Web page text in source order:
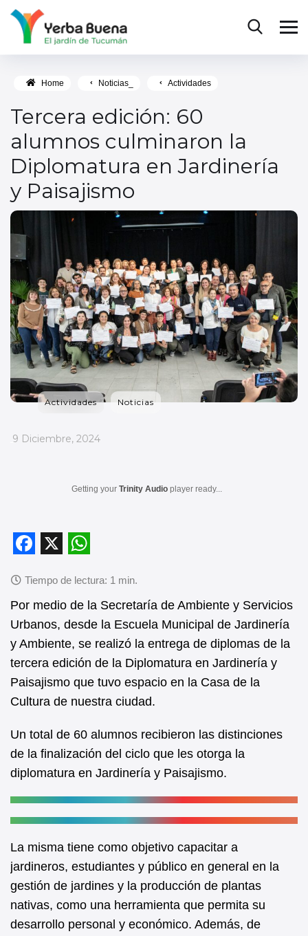
Home Noticias_ Actividades
Tercera edición: 60
alumnos culminaron la
Diplomatura en Jardinería
y Paisajismo
Actividades Noticias
_
9 Diciembre, 2024
Getting your Trinity Audio player ready...
a
c
e
b
o
o
h
a
t
s
A
p
Por medio de la Secretaría de Ambiente y Servicios
Urbanos, desde la Escuela Municipal de Jardinería
y Ambiente, se realizó la entrega de diplomas de la
tercera edición de la Diplomatura en Jardinería y
Paisajismo que tuvo espacio en la Casa de la
Cultura de nuestra ciudad.
Un total de 60 alumnos recibieron las distinciones
de la finalización del ciclo que les otorga la
diplomatura en Jardinería y Paisajismo.
La misma tiene como objetivo capacitar a
jardineros, estudiantes y público en general en la
gestión de jardines y la producción de plantas
nativas, como una herramienta que permita su
desarrollo personal y económico. Además, de